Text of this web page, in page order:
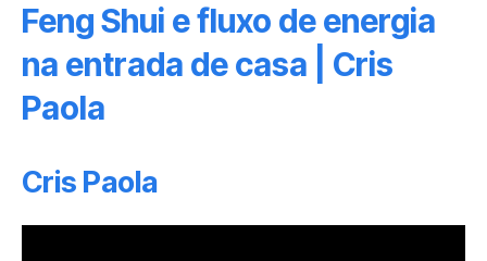
Feng Shui e fluxo de energia
na entrada de casa | Cris
Paola
Cris Paola